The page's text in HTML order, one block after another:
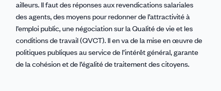
ailleurs. Il faut des réponses aux revendications salariales
des agents, des moyens pour redonner de l’attractivité à
l’emploi public, une négociation sur la Qualité de vie et les
conditions de travail (QVCT). Il en va de la mise en œuvre de
politiques publiques au service de l’intérêt général, garante
de la cohésion et de l’égalité de traitement des citoyens.